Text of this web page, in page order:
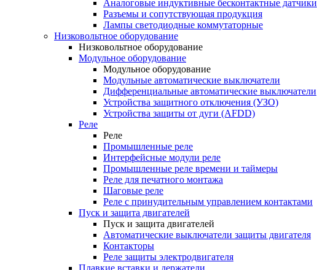
Аналоговые индуктивные бесконтактные датчики
Разъемы и сопутствующая продукция
Лампы светодиодные коммутаторные
Низковольтное оборудование
Низковольтное оборудование
Модульное оборудование
Модульное оборудование
Модульные автоматические выключатели
Дифференциальные автоматические выключатели
Устройства защитного отключения (УЗО)
Устройства защиты от дуги (AFDD)
Реле
Реле
Промышленные реле
Интерфейсные модули реле
Промышленные реле времени и таймеры
Реле для печатного монтажа
Шаговые реле
Реле с принудительным управлением контактами
Пуск и защита двигателей
Пуск и защита двигателей
Автоматические выключатели защиты двигателя
Контакторы
Реле защиты электродвигателя
Плавкие вставки и держатели